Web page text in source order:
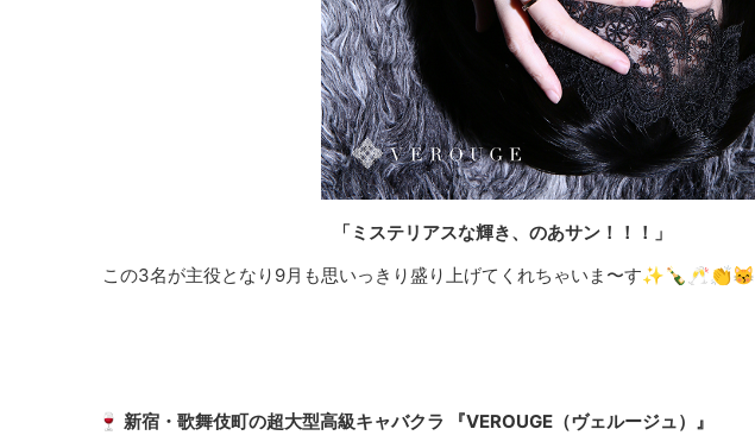
「ミステリアスな輝き、のあサン！！！」
この3名が主役となり9月も思いっきり盛り上げてくれちゃいま〜す✨🍾🥂👏😽
🍷 新宿・歌舞伎町の超大型高級キャバクラ 『VEROUGE（ヴェルージュ）』